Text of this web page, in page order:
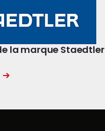
la marque Staedtler